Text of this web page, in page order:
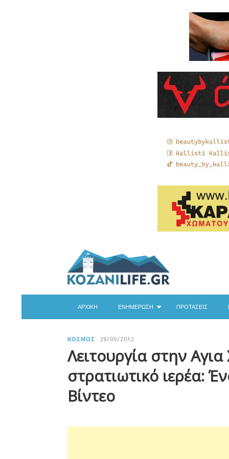
ΑΡΧΙΚΉ ΕΝΗΜΈΡΩΣΗ ΠΡΟΤΆΣΕΙΣ
ΚΌΣΜΟΣ 29/05/2012
Λειτουργία στην
στρατιωτικό ιερέα:
Βίντεο